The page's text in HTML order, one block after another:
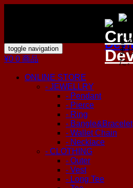
toggle navigation
¥0 0 商品
ONLINE STORE
- JEWELLRY
- Pendant
- Pierce
- Ring
- Bangle&Bracelet
- Wallet Chain
- Necklace
- CLOTHING
- Outer
- Vest
- Long Tee